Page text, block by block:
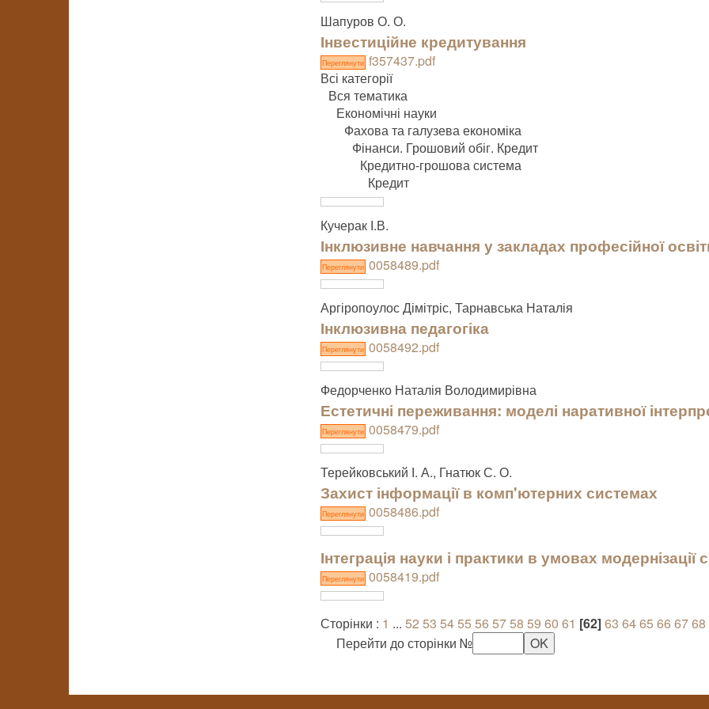
Шапуров О. О.
Інвестиційне кредитування
Переглянутиf357437.pdf
Всі категорії
Вся тематика
Економічні науки
Фахова та галузева економіка
Фінанси. Грошовий обіг. Кредит
Кредитно-грошова система
Кредит
Кучерак І.В.
Інклюзивне навчання у закладах професійної
Переглянути0058489.pdf
Аргіропоулос Дімітріс, Тарнавська Наталія
Інклюзивна педагогіка
Переглянути0058492.pdf
Федорченко Наталія Володимирівна
Естетичні переживання: моделі наративної
Переглянути0058479.pdf
Терейковський І. А., Гнатюк С. О.
Захист інформації в комп'ютерних системах
Переглянути0058486.pdf
Інтеграція науки і практики в умовах модернізації
Переглянути0058419.pdf
Сторінки : 1 ... 52 53 5455 56 5758 59 60 61 [62]63 6465 66 6768
Перейти до сторінки №